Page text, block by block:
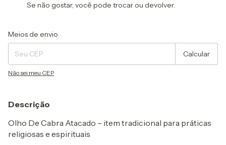
Se não gostar, você pode trocar ou devolver.
Entregas para o CEP:
Meios de envio
Calcular
Não sei meu CEP
Descrição
Olho De Cabra Atacado – item tradicional para práticas
religiosas e espirituais